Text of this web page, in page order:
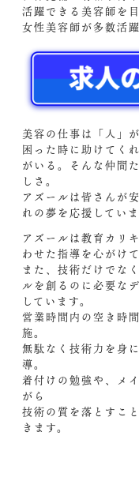
活躍できる美容師を
女性美容師が多数活
美容の仕事は「人」が
困った時に助けてく
がいる。そんな仲間
しさ。
アズールは皆さんが
れの夢を応援していま
アズールは教育カリ
わせた指導を心がけて
また、技術だけでな
ルを創るのに必要な
しています。
営業時間内の空き時
施。
無駄なく技術力を身
導。
着付けの勉強や、メ
がら
技術の質を落とすこ
きます。